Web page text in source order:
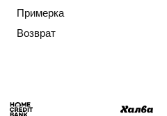
Примерка
Возврат